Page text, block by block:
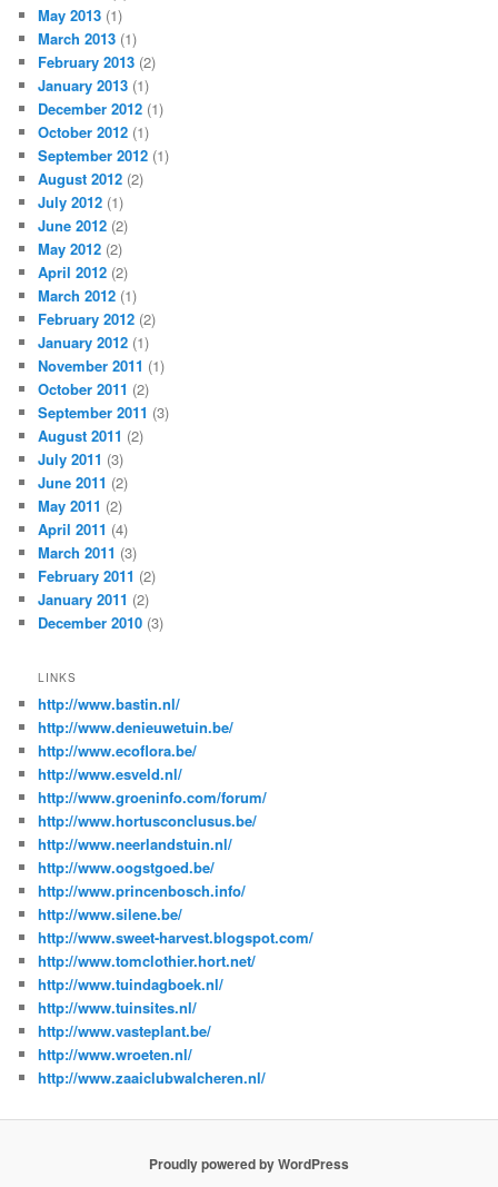
May 2013 (1)
March 2013 (1)
February 2013 (2)
January 2013 (1)
December 2012 (1)
October 2012 (1)
September 2012 (1)
August 2012 (2)
July 2012 (1)
June 2012 (2)
May 2012 (2)
April 2012 (2)
March 2012 (1)
February 2012 (2)
January 2012 (1)
November 2011 (1)
October 2011 (2)
September 2011 (3)
August 2011 (2)
July 2011 (3)
June 2011 (2)
May 2011 (2)
April 2011 (4)
March 2011 (3)
February 2011 (2)
January 2011 (2)
December 2010 (3)
LINKS
http://www.bastin.nl/
http://www.denieuwetuin.be/
http://www.ecoflora.be/
http://www.esveld.nl/
http://www.groeninfo.com/forum/
http://www.hortusconclusus.be/
http://www.neerlandstuin.nl/
http://www.oogstgoed.be/
http://www.princenbosch.info/
http://www.silene.be/
http://www.sweet-harvest.blogspot.com/
http://www.tomclothier.hort.net/
http://www.tuindagboek.nl/
http://www.tuinsites.nl/
http://www.vasteplant.be/
http://www.wroeten.nl/
http://www.zaaiclubwalcheren.nl/
Proudly powered by WordPress